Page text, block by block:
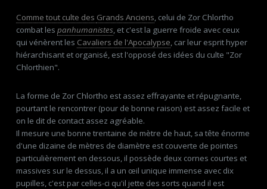
Comme tout culte des Grands Anciens, celui de Zor Chlortho
combat les panhumanistes, et c'est la guerre froide avec ceux
qui vénèrent les Cavaliers de l'Apocalypse, car leur esprit hyper
hiérarchisant et organisé, est l'opposé des idées du culte "Zor
Chlorthien".
La forme de Zor Chlortho est assez effrayante et répugnante,
pourtant le rencontrer (pour de bonne raison) est assez facile et
on le dit de contact assez agréable.
Il mesure une bonne trentaine de mètre de haut, sa tête énorme
d'une dizaine de mètres de diamètre est couverte de pointes
particulièrement en dessous, il possède deux cornes courtes et
massives sur le dessus, il a un œil unique immense avec dix
pupilles, c'est par celles-ci qu'il jette des sorts quand il est